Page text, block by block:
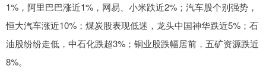
1%，阿里巴巴涨近1%，网易、小米跌近2%；汽车股个别强势，
恒大汽车涨近10%；煤炭股表现低迷，龙头中国神华跌近5%；石
油股纷纷走低，中石化跌超3%；铜业股跌幅居前，五矿资源跌近
8%。